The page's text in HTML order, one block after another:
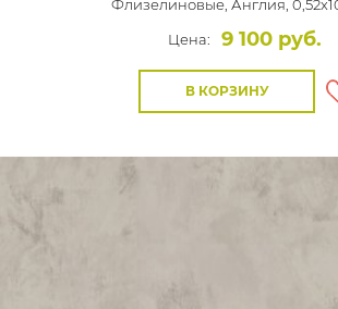
Флизелиновые, Англия,
Цена:
9 100 руб.
В КОРЗИНУ